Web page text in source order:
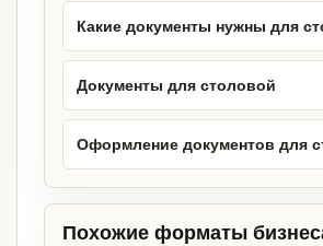
Какие документы нужны для
Документы для столовой
Оформление документов для
Похожие форматы